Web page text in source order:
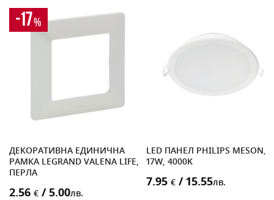
-17%
ДЕКОРАТИВНА ЕДИНИЧНА
РАМКА LEGRAND VALENA LIFE,
ПЕРЛА
2.56 € / 5.00лв.
LED ПАНЕЛ PHILIPS MESON,
17W, 4000K
7.95 € / 15.55лв.